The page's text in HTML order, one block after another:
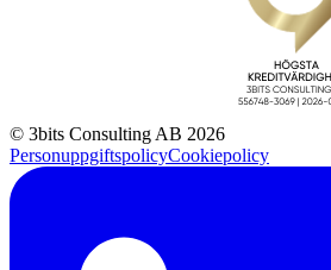
© 3bits Consulting AB 2026
PersonuppgiftspolicyCookiepolicy